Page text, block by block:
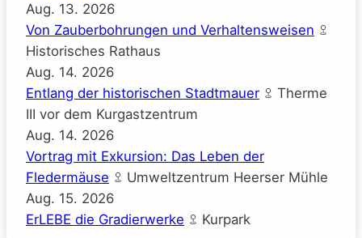
Aug. 13. 2026
Von Zauberbohrungen und Verhaltensweisen
Historisches Rathaus
Aug. 14. 2026
Entlang der historischen Stadtmauer
Therme
III vor dem Kurgastzentrum
Aug. 14. 2026
Vortrag mit Exkursion: Das Leben der
Fledermäuse
Umweltzentrum Heerser Mühle
Aug. 15. 2026
ErLEBE die Gradierwerke
Kurpark